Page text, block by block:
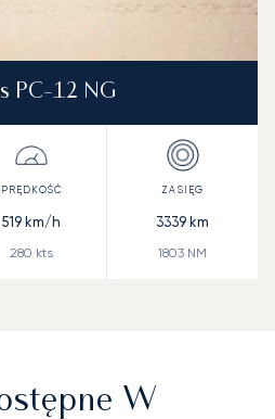
PC-12 NG
519 km/h
280 kts
3339 km
1803 NM
W